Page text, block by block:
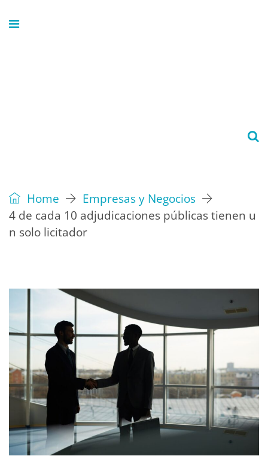
Home
Empresas y Negocios
4 de cada 10 adjudicaciones públicas tienen u
n solo licitador